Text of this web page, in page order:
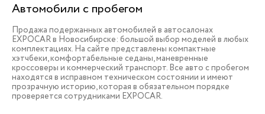
Автомобили с пробегом
Продажа подержанных автомобилей в автосалонах
EXPOCAR в Новосибирске: большой выбор моделей в любых
комплектациях. На сайте представлены компактные
хэтчбеки, комфортабельные седаны, маневренные
кроссоверы и коммерческий транспорт. Все авто с пробегом
находятся в исправном техническом состоянии и имеют
прозрачную историю, которая в обязательном порядке
проверяется сотрудниками EXPOCAR.